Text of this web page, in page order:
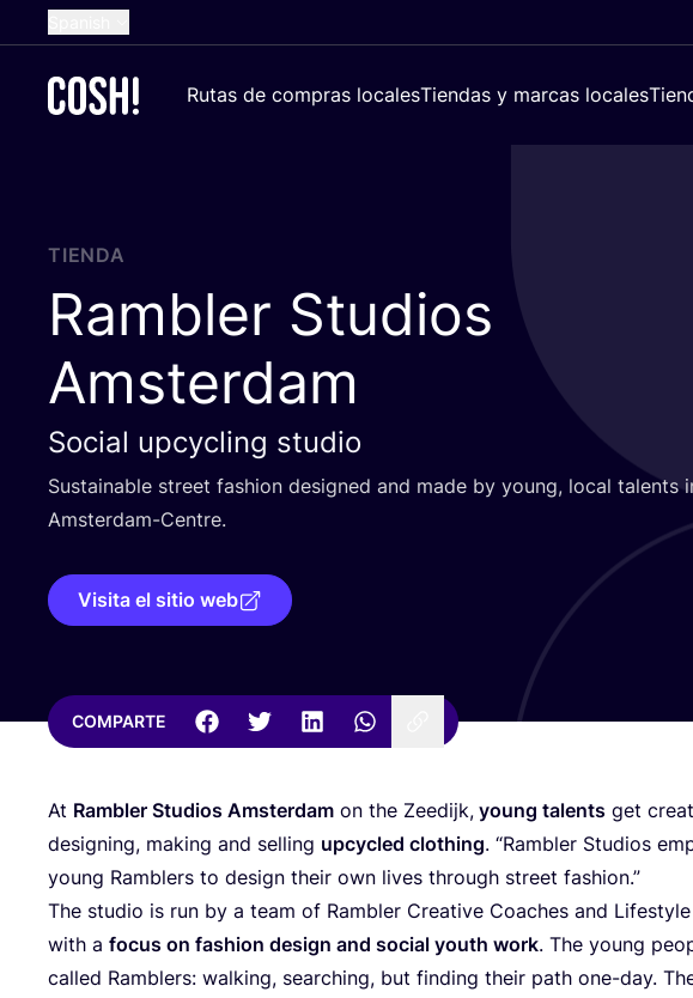
Dutch
Croatian
Rutas de compras localesTiendas y marcas locales
TIENDA
Rambler Studios
Amsterdam
Social upcycling studio
Sus­tai­na­ble street fashion desig­ned and made by young, local talents
Amsterdam-Centre.
Visita el sitio web
COMPARTE
At Ram­bler Stu­dios Ams­ter­dam on the Zee­dijk, young talents get
desig­ning, making and selling upcy­cled clothing. “Ram­bler Stu­dios
young Ram­blers to design their own lives through street fashion.”
The stu­dio is run by a team of Ram­bler Crea­ti­ve Coaches and
with a focus on fashion design and social youth work. The young
called Ram­blers: wal­king, sear­ching, but fin­ding their path one-day.